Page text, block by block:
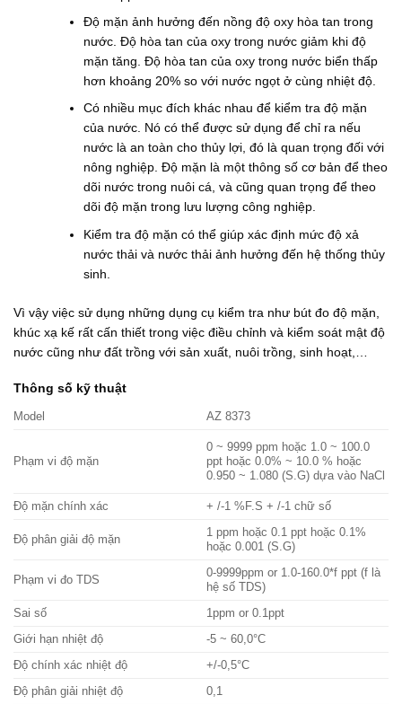
Độ mặn ảnh hưởng đến nồng độ oxy hòa tan trong
nước. Độ hòa tan của oxy trong nước giảm khi độ
mặn tăng. Độ hòa tan của oxy trong nước biển thấp
hơn khoảng 20% ​​so với nước ngọt ở cùng nhiệt độ.
Có nhiều mục đích khác nhau để kiểm tra độ mặn
của nước. Nó có thể được sử dụng để chỉ ra nếu
nước là an toàn cho thủy lợi, đó là quan trọng đối với
nông nghiệp. Độ mặn là một thông số cơ bản để theo
dõi nước trong nuôi cá, và cũng quan trọng để theo
dõi độ mặn trong lưu lượng công nghiệp.
Kiểm tra độ mặn có thể giúp xác định mức độ xả
nước thải và nước thải ảnh hưởng đến hệ thống thủy
sinh.
Vì vậy việc sử dụng những dụng cụ kiểm tra như bút đo độ mặn,
khúc xạ kế rất cấn thiết trong việc điều chỉnh và kiểm soát mật độ
nước cũng như đất trồng với sản xuất, nuôi trồng, sinh hoạt,…
Thông số kỹ thuật
Model AZ 8373
Phạm vi độ mặn
0 ~ 9999 ppm hoặc 1.0 ~ 100.0
ppt hoặc 0.0% ~ 10.0 % hoặc
0.950 ~ 1.080 (S.G) dựa vào NaCl
Độ mặn chính xác + /-1 %F.S + /-1 chữ số
Độ phân giải độ mặn
1 ppm hoặc 0.1 ppt hoặc 0.1%
hoặc 0.001 (S.G)
Phạm vi đo TDS
0-9999ppm or 1.0-160.0*f ppt (f là
hệ số TDS)
Sai số 1ppm or 0.1ppt
Giới hạn nhiệt độ -5 ~ 60,0°C
Độ chính xác nhiệt độ +/-0,5°C
Độ phân giải nhiệt độ 0,1